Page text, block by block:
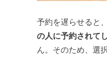
予約を遅らせると
の人に予約されて
ん。そのため、選